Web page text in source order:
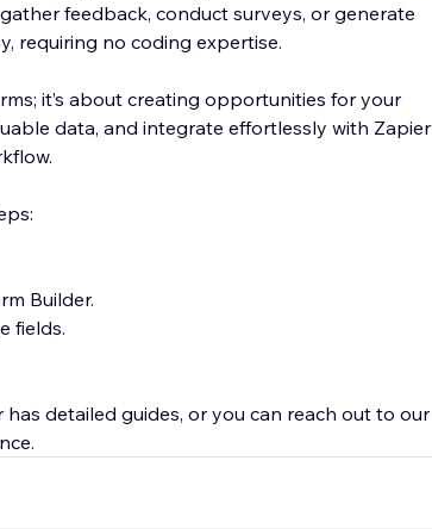
feedback, conduct surveys, or generate
requiring no coding expertise.
it’s about creating opportunities for your
data, and integrate effortlessly with Zapier
Builder.
fields.
detailed guides, or you can reach out to our